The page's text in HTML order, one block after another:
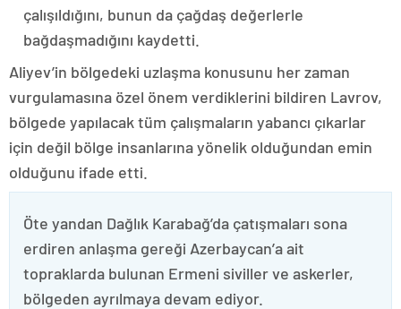
çalışıldığını, bunun da çağdaş değerlerle
bağdaşmadığını kaydetti.
Aliyev’in bölgedeki uzlaşma konusunu her zaman
vurgulamasına özel önem verdiklerini bildiren Lavrov,
bölgede yapılacak tüm çalışmaların yabancı çıkarlar
için değil bölge insanlarına yönelik olduğundan emin
olduğunu ifade etti.
Öte yandan Dağlık Karabağ’da çatışmaları sona
erdiren anlaşma gereği Azerbaycan’a ait
topraklarda bulunan Ermeni siviller ve askerler,
bölgeden ayrılmaya devam ediyor.